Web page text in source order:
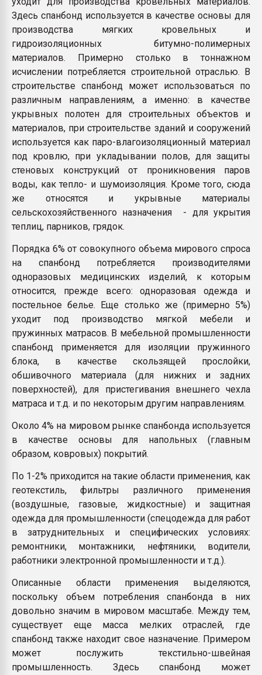
Здесь спанбонд используется в качестве основы для
производства мягких кровельных и
гидроизоляционных битумно-полимерных
материалов. Примерно столько в тоннажном
исчислении потребляется строительной отраслью. В
строительстве спанбонд может использоваться по
различным направлениям, а именно: в качестве
укрывных полотен для строительных объектов и
материалов, при строительстве зданий и сооружений
используется как паро-влагоизоляционный материал
под кровлю, при укладывании полов, для защиты
стеновых конструкций от проникновения паров
воды, как тепло- и шумоизоляция. Кроме того, сюда
же относятся и укрывные материалы
сельскохозяйственного назначения - для укрытия
теплиц, парников, грядок.
Порядка 6% от совокупного объема мирового спроса
на спанбонд потребляется производителями
одноразовых медицинских изделий, к которым
относится, прежде всего: одноразовая одежда и
постельное белье. Еще столько же (примерно 5%)
уходит под производство мягкой мебели и
пружинных матрасов. В мебельной промышленности
спанбонд применяется для изоляции пружинного
блока, в качестве скользящей прослойки,
обшивочного материала (для нижних и задних
поверхностей), для пристегивания внешнего чехла
матраса и т.д. и по некоторым другим направлениям.
Около 4% на мировом рынке спанбонда используется
в качестве основы для напольных (главным
образом, ковровых) покрытий.
По 1-2% приходится на такие области применения, как
геотекстиль, фильтры различного применения
(воздушные, газовые, жидкостные) и защитная
одежда для промышленности (спецодежда для работ
в затруднительных и специфических условиях:
ремонтники, монтажники, нефтяники, водители,
работники электронной промышленности и т.д.).
Описанные области применения выделяются,
поскольку объем потребления спанбонда в них
довольно значим в мировом масштабе. Между тем,
существует еще масса мелких отраслей, где
спанбонд также находит свое назначение. Примером
может послужить текстильно-швейная
промышленность. Здесь спанбонд может